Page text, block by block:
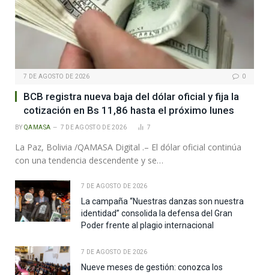
7 DE AGOSTO DE 2026 0
BCB registra nueva baja del dólar oficial y fija la
cotización en Bs 11,86 hasta el próximo lunes
BY QAMASA 7 DE AGOSTO DE 2026 7
La Paz, Bolivia /QAMASA Digital .– El dólar oficial continúa
con una tendencia descendente y se…
7 DE AGOSTO DE 2026
La campaña “Nuestras danzas son nuestra
identidad” consolida la defensa del Gran
Poder frente al plagio internacional
7 DE AGOSTO DE 2026
Nueve meses de gestión: conozca los